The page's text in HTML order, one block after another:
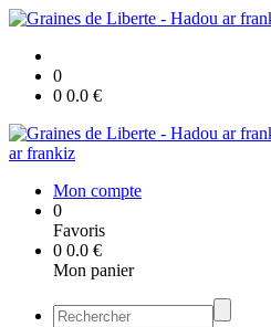
0
0 0.0 €
ar frankiz
Mon compte
0
Favoris
0 0.0 €
Mon panier